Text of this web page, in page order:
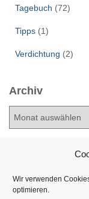
Wir verwenden
optimieren.
Tagebuch (72)
Tipps (1)
Verdichtung (2)
Archiv
A
v